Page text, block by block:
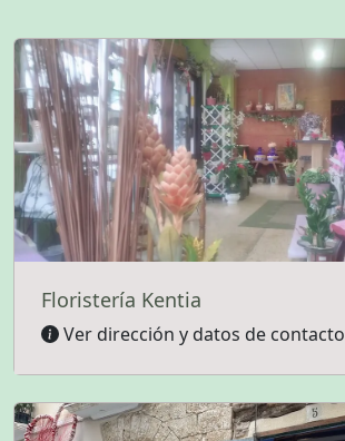
Floristería Kentia
Ver dirección y datos de contacto